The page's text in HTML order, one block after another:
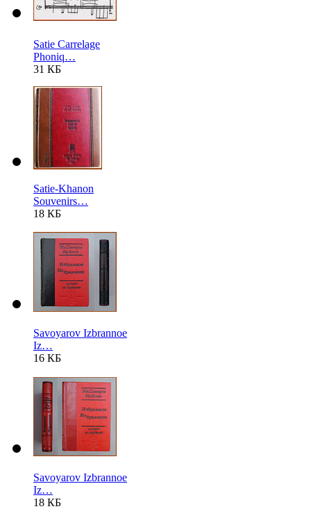
Satie Carrelage
Phoniq…
31 КБ
Satie-Khanon
Souvenirs…
18 КБ
Savoyarov Izbrannoe
Iz…
16 КБ
Savoyarov Izbrannoe
Iz…
18 КБ